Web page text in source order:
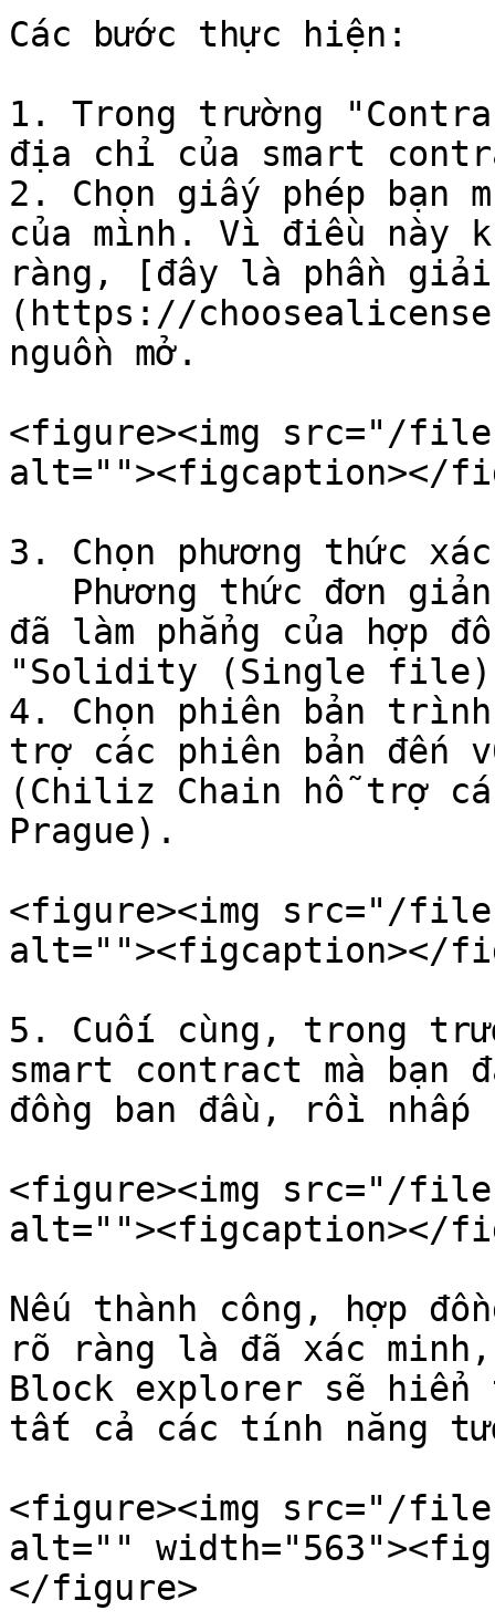
Các bước thực hiện:
1. Trong trường
địa chỉ của smart
2. Chọn giấy phép bạn
của mình. Vì điều này
ràng, [đây là phần
(https://
nguồn mở.
<figure><img src="/
alt=""><figcaption></
3. Chọn phương thức
đã làm phẳng của hợp
"Solidity (Single
4. Chọn phiên bản
trợ các phiên bản đến
(Chiliz Chain hỗ trợ
Prague).
<figure><img src="/
alt=""><figcaption></
5. Cuối cùng, trong
smart contract mà bạn
đồng ban đầu, rồi
<figure><img src="/files/
alt=""><figcaption></
Nếu thành công, hợp
rõ ràng là đã xác
Block explorer sẽ hiển
tất cả các tính năng
<figure><img src="/files/
alt=""
</figure>